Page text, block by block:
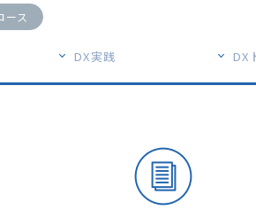
映像教材・
コンサルテ
ース
DX実践 DX